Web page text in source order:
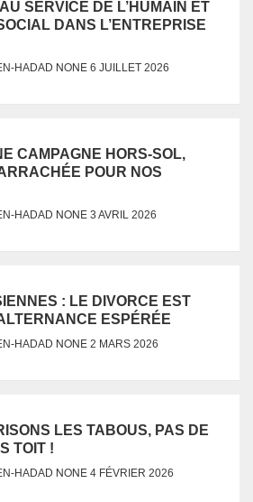
SERVICE DE L’HUMAIN ET
DANS L’ENTREPRISE
HADAD NONE 6 JUILLET 2026
CAMPAGNE HORS-SOL,
POUR NOS
HADAD NONE 3 AVRIL 2026
: LE DIVORCE EST
ESPÉRÉE
HADAD NONE 2 MARS 2026
LES TABOUS, PAS DE
TOIT !
HADAD NONE 4 FÉVRIER 2026